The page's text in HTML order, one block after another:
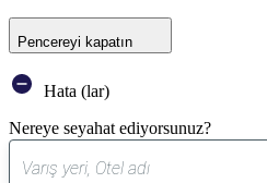
Pencereyi kapatın
Hata (lar)
Nereye seyahat ediyorsunuz?